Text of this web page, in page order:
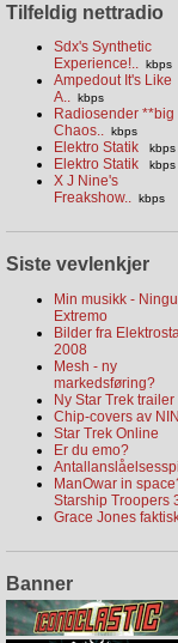
Tilfeldig nettradio
Sdx's Synthetic
Experience!.. kbps
Ampedout It's Like
A.. kbps
Radiosender **big
Chaos.. kbps
Elektro Statik kbps
Elektro Statik kbps
X J Nine's
Freakshow.. kbps
Siste vevlenkjer
Min musikk -
Extremo
Bilder fra
2008
Mesh - ny
markedsføring?
Ny Star Trek trailer
Chip-covers av NIN
Star Trek Online
Er du emo?
ManOwar in
Starship Troopers
Grace Jones
Banner